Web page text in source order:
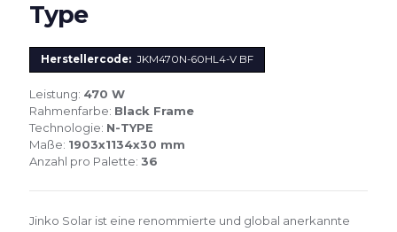
Type
Herstellercode: JKM470N-60HL4-V BF
Leistung: 470 W
Rahmenfarbe: Black Frame
Technologie: N-TYPE
Maße: 1903x1134x30 mm
Anzahl pro Palette: 36
Jinko Solar ist eine renommierte und global anerkannte